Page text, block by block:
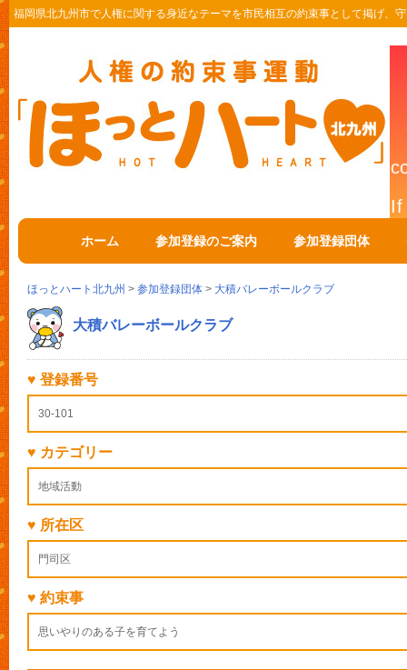
福岡県北九州市で人権に関する身近なテーマを市民相互の約束事として掲げ、
ホーム 参加登録のご案内 参加登録団体
ほっとハート北九州 > 参加登録団体 > 大積バレーボールクラブ
大積バレーボールクラブ
♥ 登録番号
30-101
♥ カテゴリー
地域活動
♥ 所在区
門司区
♥ 約束事
思いやりのある子を育てよう